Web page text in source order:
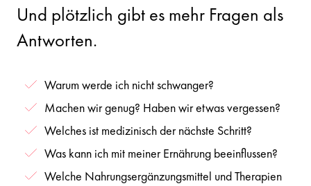
Und plötzlich gibt es mehr Fragen als
Antworten.
Warum werde ich nicht schwanger?
Machen wir genug? Haben wir etwas vergessen?
Welches ist medizinisch der nächste Schritt?
Was kann ich mit meiner Ernährung beeinflussen?
Welche Nahrungsergänzungsmittel und Therapien